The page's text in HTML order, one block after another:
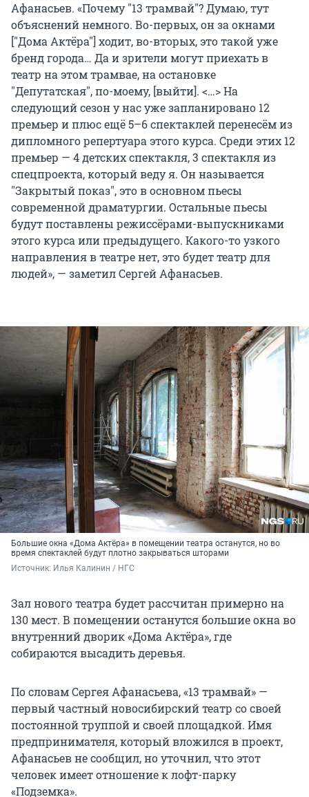
Афанасьев. «Почему "13 трамвай"? Думаю, тут
объяснений немного. Во-первых, он за окнами
["Дома Актёра"] ходит, во-вторых, это такой уже
бренд города… Да и зрители могут приехать в
театр на этом трамвае, на остановке
"Депутатская", по-моему, [выйти]. <…> На
следующий сезон у нас уже запланировано 12
премьер и плюс ещё 5–6 спектаклей перенесём из
дипломного репертуара этого курса. Среди этих 12
премьер — 4 детских спектакля, 3 спектакля из
спецпроекта, который веду я. Он называется
"Закрытый показ", это в основном пьесы
современной драматургии. Остальные пьесы
будут поставлены режиссёрами-выпускниками
этого курса или предыдущего. Какого-то узкого
направления в театре нет, это будет театр для
людей», — заметил Сергей Афанасьев.
Большие окна «Дома Актёра» в помещении театра останутся, но во
время спектаклей будут плотно закрываться шторами
Источник: Илья Калинин / НГС
Зал нового театра будет рассчитан примерно на
130 мест. В помещении останутся большие окна во
внутренний дворик «Дома Актёра», где
собираются высадить деревья.
По словам Сергея Афанасьева, «13 трамвай» —
первый частный новосибирский театр со своей
постоянной труппой и своей площадкой. Имя
предпринимателя, который вложился в проект,
Афанасьев не сообщил, но уточнил, что этот
человек имеет отношение к лофт-парку
«Подземка».